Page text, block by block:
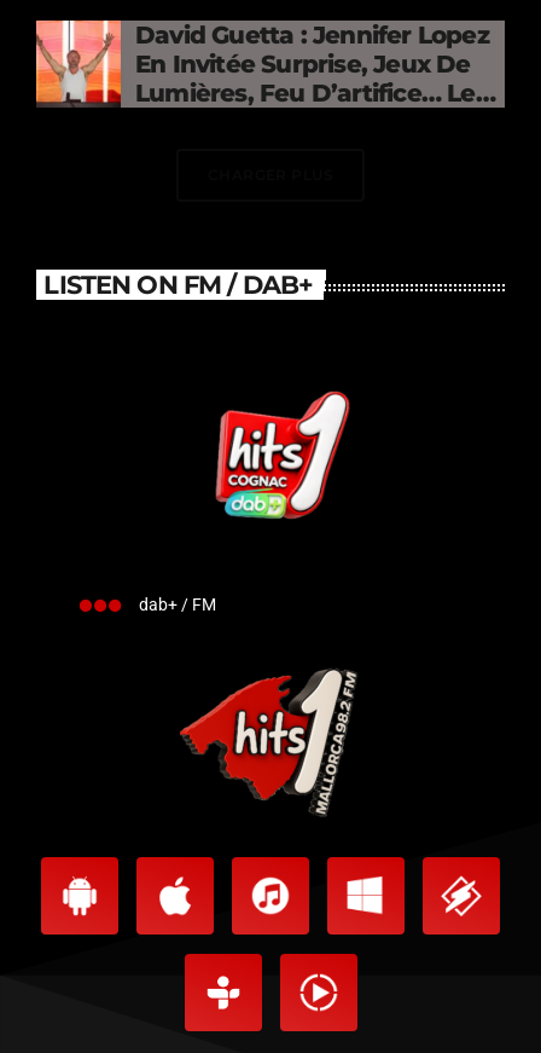
France
David Guetta : Jennifer Lopez
En Invitée Surprise, Jeux De
Lumières, Feu D’artifice… Le
LISTEN ON FM / DAB+
dab+ / FM